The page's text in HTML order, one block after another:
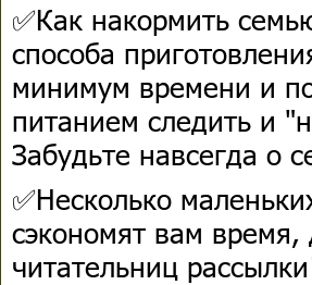
✅Как накормить
способа
минимум времени и
питанием следить и
Забудьте навсегда о
✅Несколько
сэкономят вам
читательниц